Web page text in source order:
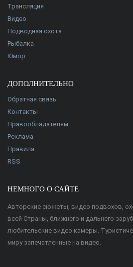
Трансляция
Видео
Подводная охота
Рыбалка
Юмор
ДОПОЛНИТЕЛЬНО
Обратная связь
Контакты
Правообладателям
Реклама
Правила
RSS
НЕМНОГО О САЙТЕ
Авторские сюжеты, видео подвохов,
всей Страны, ближнего и дальнего
любительские видео камеры.
миру запечатленные на видео.